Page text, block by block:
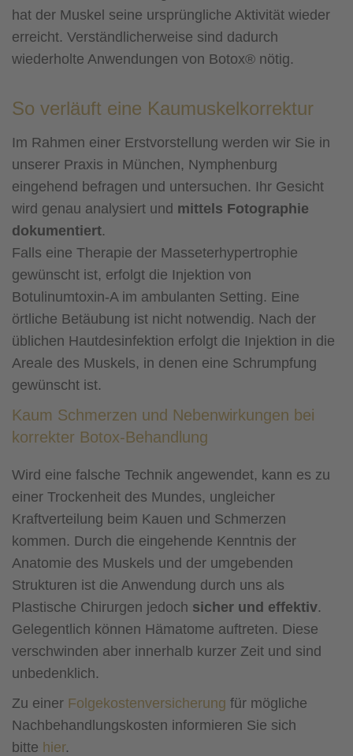
hat der Muskel seine ursprüngliche Aktivität wieder
erreicht. Verständlicherweise sind dadurch
wiederholte Anwendungen von Botox® nötig.
So verläuft eine Kaumuskelkorrektur
Im Rahmen einer Erstvorstellung werden wir Sie in
unserer Praxis in München, Nymphenburg
eingehend befragen und untersuchen. Ihr Gesicht
wird genau analysiert und mittels Fotographie
dokumentiert.
Falls eine Therapie der Masseterhypertrophie
gewünscht ist, erfolgt die Injektion von
Botulinumtoxin-A im ambulanten Setting. Eine
örtliche Betäubung ist nicht notwendig. Nach der
üblichen Hautdesinfektion erfolgt die Injektion in die
Areale des Muskels, in denen eine Schrumpfung
gewünscht ist.
Kaum Schmerzen und Nebenwirkungen bei
korrekter Botox-Behandlung
Wird eine falsche Technik angewendet, kann es zu
einer Trockenheit des Mundes, ungleicher
Kraftverteilung beim Kauen und Schmerzen
kommen. Durch die eingehende Kenntnis der
Anatomie des Muskels und der umgebenden
Strukturen ist die Anwendung durch uns als
Plastische Chirurgen jedoch sicher und effektiv.
Gelegentlich können Hämatome auftreten. Diese
verschwinden aber innerhalb kurzer Zeit und sind
unbedenklich.
Zu einer Folgekostenversicherung für mögliche
Nachbehandlungskosten informieren Sie sich
bitte hier.